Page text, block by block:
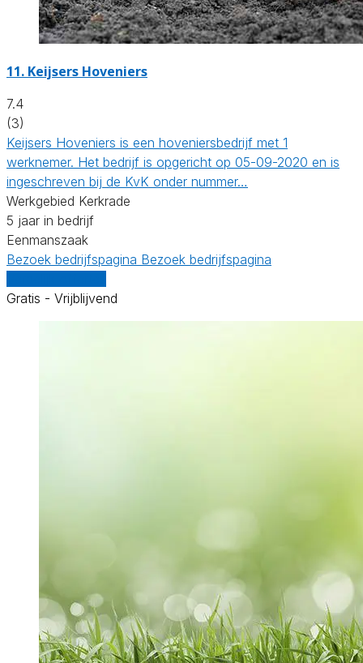
11. Keijsers Hoveniers
7.4
(3)
Keijsers Hoveniers is een hoveniersbedrijf met 1
werknemer. Het bedrijf is opgericht op 05-09-2020 en is
ingeschreven bij de KvK onder nummer…
Werkgebied Kerkrade
5 jaar in bedrijf
Eenmanszaak
Bezoek bedrijfspagina Bezoek bedrijfspagina
Gratis - Vrijblijvend